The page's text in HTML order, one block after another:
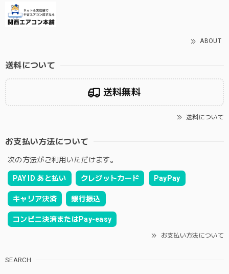
ABOUT
送料について
送料無料
送料について
お支払い方法について
次の方法がご利用いただけます。
PAY ID あと払い クレジットカード PayPay
キャリア決済 銀行振込
コンビニ決済またはPay-easy
お支払い方法について
SEARCH